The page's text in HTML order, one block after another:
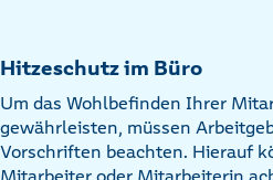
Hitzeschutz im Büro
Um das Wohlbefinden Ihrer
gewährleisten, müssen
Vorschriften beachten. Hierauf
Mitarbeiter oder Mitarbeiterin